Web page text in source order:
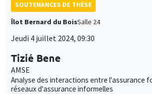
SOUTENANCES DE THÈSE
Îlot Bernard du BoisSalle 24
Jeudi 4 juillet 2024, 09:30
Tizié Bene
AMSE
Analyse des interactions entre l'assurance
réseaux d'assurance informelles